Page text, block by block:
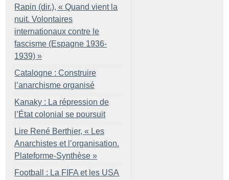
Rapin (dir.), « Quand vient la
nuit. Volontaires
internationaux contre le
fascisme (Espagne 1936-
1939) »
Catalogne : Construire
l’anarchisme organisé
Kanaky : La répression de
l’État colonial se poursuit
Lire René Berthier, « Les
Anarchistes et l’organisation.
Plateforme-Synthèse »
Football : La FIFA et les USA